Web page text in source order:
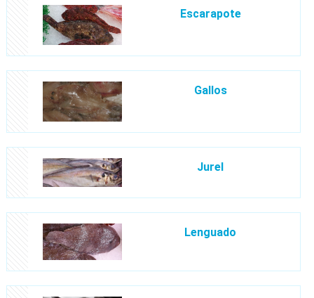
Escarapote
Gallos
Jurel
Lenguado